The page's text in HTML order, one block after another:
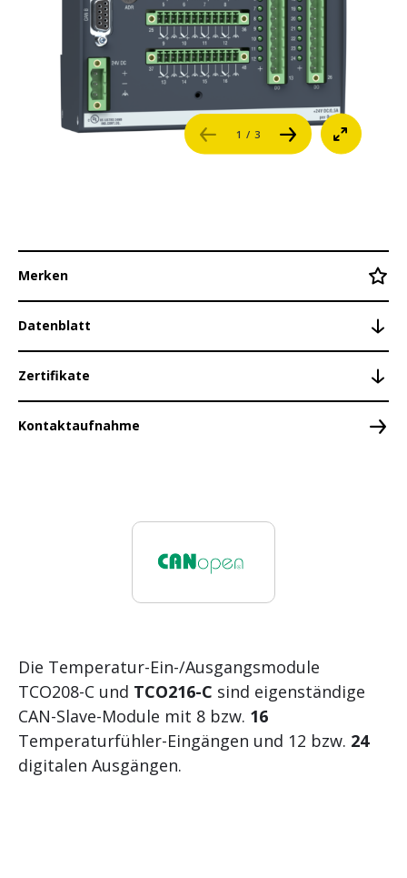
Referenzen
1 / 3
Merken
Datenblatt
Zertifikate
Kontaktaufnahme
Die Temperatur-Ein-/Ausgangsmodule
TCO208-C und TCO216-C sind eigenständige
CAN-Slave-Module mit 8 bzw. 16
Temperaturfühler-Eingängen und 12 bzw. 24
digitalen Ausgängen.
Buskoppler
Feldbusmodule
Dezentrale CAN-Module
DIO16-C
DA3284-C
Engineering Software
Regelung und Motion Control
Branchenspezifische Lösungen
Netzmessung, Schutz und Regelung
Visualisierung und Bedienung